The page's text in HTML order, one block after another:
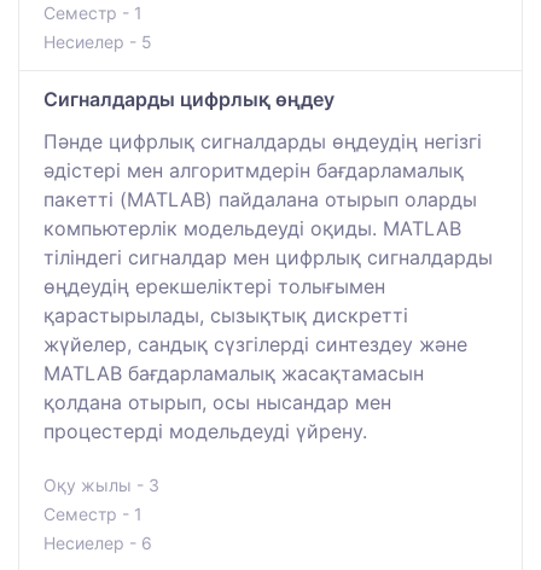
Семестр - 1
Несиелер - 5
Сигналдарды цифрлық өңдеу
Пәнде цифрлық сигналдарды өңдеудің негізгі
әдістері мен алгоритмдерін бағдарламалық
пакетті (MATLAB) пайдалана отырып оларды
компьютерлік модельдеуді оқиды. MATLAB
тіліндегі сигналдар мен цифрлық сигналдарды
өңдеудің ерекшеліктері толығымен
қарастырылады, сызықтық дискретті
жүйелер, сандық сүзгілерді синтездеу және
MATLAB бағдарламалық жасақтамасын
қолдана отырып, осы нысандар мен
процестерді модельдеуді үйрену.
Оқу жылы - 3
Семестр - 1
Несиелер - 6